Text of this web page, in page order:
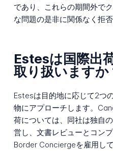
であり、これらの期間外で
な問題の是非に関係なく拒
Estesは国際出
取り扱いますか
Estesは目的地に応じて2つ
物にアプローチします。
荷については、同社は独自
営し、文書レビューとコン
Border Conciergeを雇用し